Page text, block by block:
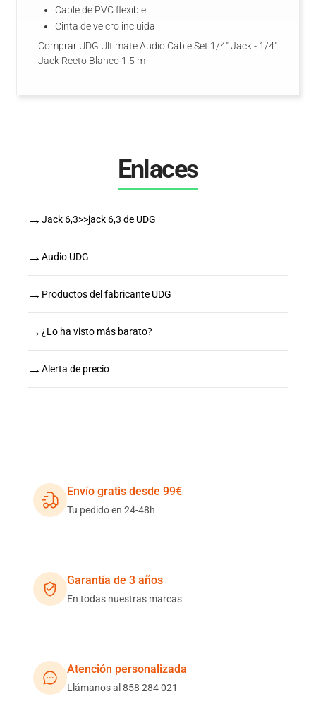
Cable de PVC flexible
Cinta de velcro incluida
Comprar UDG Ultimate Audio Cable Set 1/4" Jack - 1/4"
Jack Recto Blanco 1.5 m
Enlaces
→ Jack 6,3>>jack 6,3 de UDG
→ Audio UDG
→ Productos del fabricante UDG
→ ¿Lo ha visto más barato?
→ Alerta de precio
Envío gratis desde 99€
Tu pedido en 24-48h
Garantía de 3 años
En todas nuestras marcas
Atención personalizada
Llámanos al 858 284 021